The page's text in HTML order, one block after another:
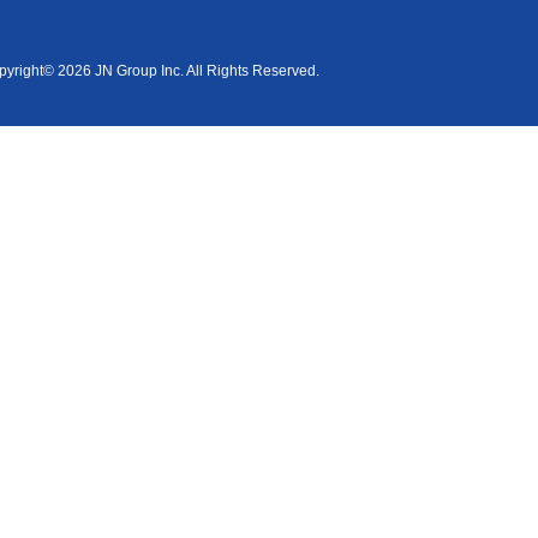
2026 JN Group Inc. All Rights Reserved.